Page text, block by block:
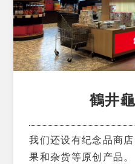
鶴井
我们还设有纪念品商
果和杂货等原创产品。